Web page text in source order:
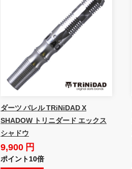
ダーツ バレル TRiNiDAD X
SHADOW トリニダード エックス
シャドウ
9,900 円
ポイント10倍